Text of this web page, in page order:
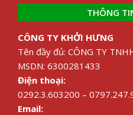
THÔNG
CÔNG TY KHỞI HƯNG
Tên đầy đủ: CÔNG TY
MSDN: 6300281433
Điện thoại:
0292.3.603200 –
Email: